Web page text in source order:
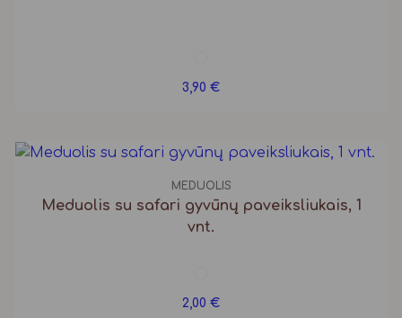
3,90 €
MEDUOLIS
Meduolis su safari gyvūnų paveiksliukais, 1
vnt.
2,00 €